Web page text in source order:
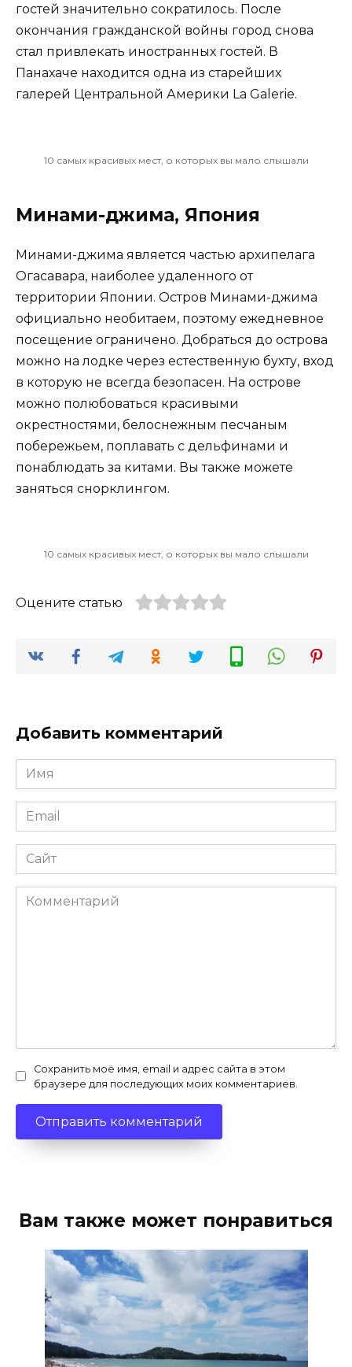
гостей значительно сократилось. После
окончания гражданской войны город снова
стал привлекать иностранных гостей. В
Панахаче находится одна из старейших
галерей Центральной Америки La Galerie.
10 самых красивых мест, о которых вы мало слышали
Минами-джима, Япония
Минами-джима является частью архипелага
Огасавара, наиболее удаленного от
территории Японии. Остров Минами-джима
официально необитаем, поэтому ежедневное
посещение ограничено. Добраться до острова
можно на лодке через естественную бухту, вход
в которую не всегда безопасен. На острове
можно полюбоваться красивыми
окрестностями, белоснежным песчаным
побережьем, поплавать с дельфинами и
понаблюдать за китами. Вы также можете
заняться снорклингом.
10 самых красивых мест, о которых вы мало слышали
Оцените статью
Добавить комментарий
Имя
*
Email
*
Сайт
Комментарий
Сохранить моё имя, email и адрес сайта в этом
браузере для последующих моих комментариев.
Вам также может понравиться